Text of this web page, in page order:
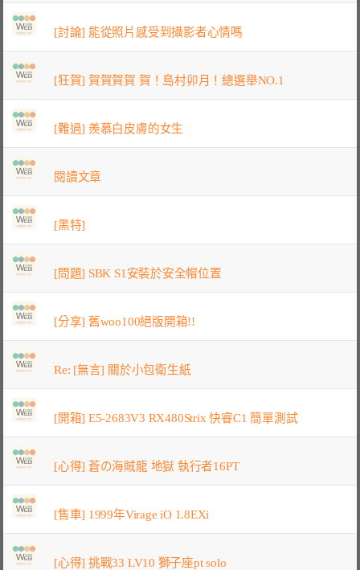
[討論] 能從照片感受到攝影者心情嗎
[狂賀] 賀賀賀賀 賀！島村卯月！總選舉NO.1
[難過] 羨慕白皮膚的女生
閱讀文章
[黑特]
[問題] SBK S1安裝於安全帽位置
[分享] 舊woo100絕版開箱!!
Re: [無言] 關於小包衛生紙
[開箱] E5-2683V3 RX480Strix 快睿C1 簡單測試
[心得] 蒼の海賊龍 地獄 執行者16PT
[售車] 1999年Virage iO 1.8EXi
[心得] 挑戰33 LV10 獅子座pt solo